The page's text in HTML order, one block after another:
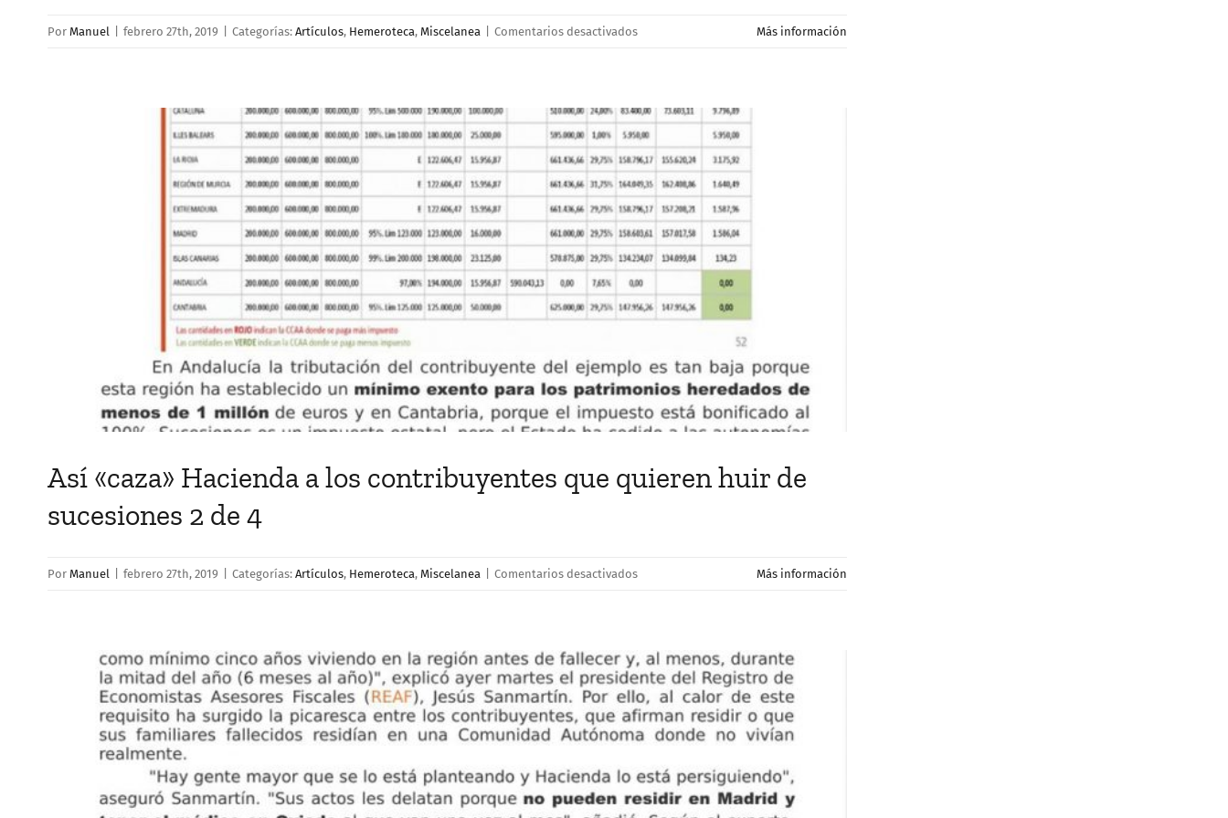
Por Manuel febrero 27th, 2019 Categorías: Artículos, Hemeroteca, Miscelanea Comentarios desactivadosen
a
los
contribuyentes
que
quieren
huir
de
sucesiones
3
Más información
Así «caza» Hacienda a los contribuyentes que quieren huir de
sucesiones 2 de 4
Por Manuel febrero 27th, 2019 Categorías: Artículos, Hemeroteca, Miscelanea Comentarios desactivadosen
a
los
contribuyentes
que
huir
de
Más información